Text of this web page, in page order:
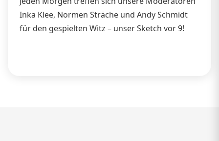
Inka Klee, Normen Sträche und Andy Schmidt
für den gespielten Witz – unser Sketch vor 9!